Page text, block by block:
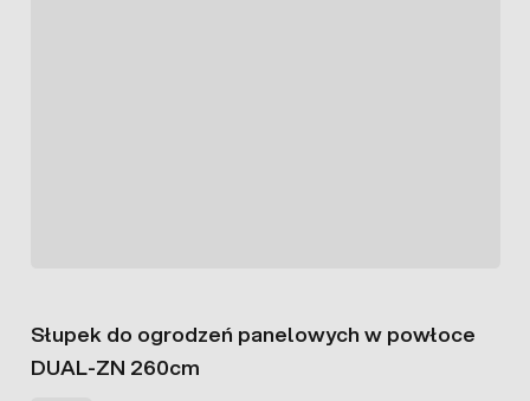
Słupek do ogrodzeń panelowych w powłoce
DUAL-ZN 260cm